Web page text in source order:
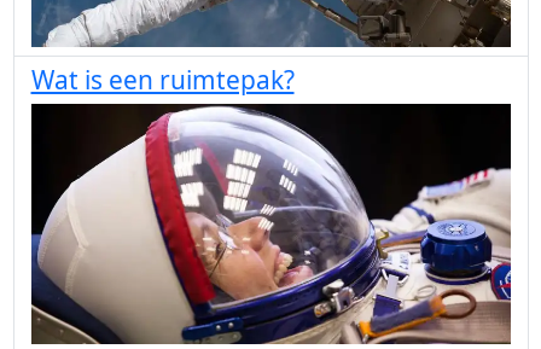
Wat is een ruimtepak?